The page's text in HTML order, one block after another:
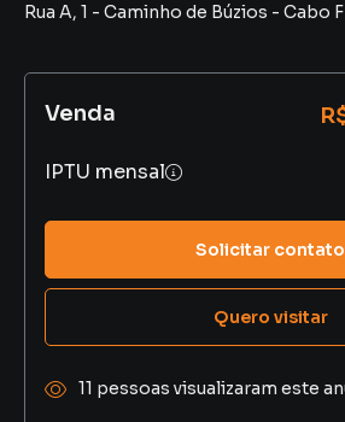
Rua A, 1 - Caminho de Búzios - Cabo
Venda
IPTU mensal
Solicitar contato
Quero visitar
11 pessoas visualizaram este